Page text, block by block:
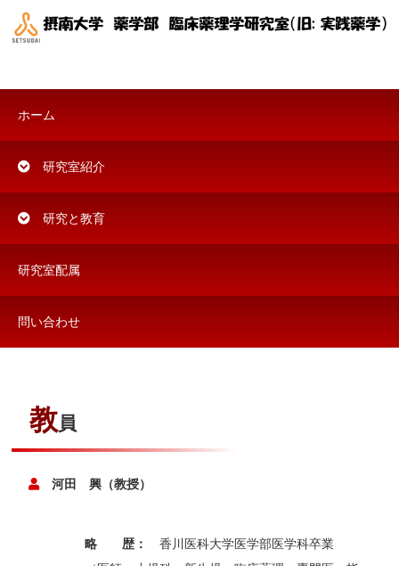
ホーム
研究室紹介
研究と教育
研究室配属
問い合わせ
教員
河田 興（教授）
略 歴：香川医科大学医学部医学科卒業